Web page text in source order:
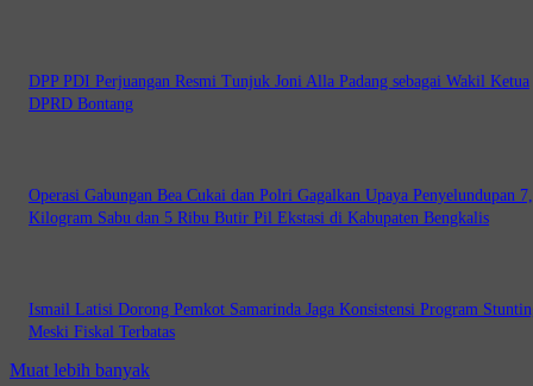
DPP PDI Perjuangan Resmi Tunjuk Joni Alla Padang sebagai Wakil Ketua
DPRD Bontang
Operasi Gabungan Bea Cukai dan Polri Gagalkan Upaya Penyelundupan
Kilogram Sabu dan 5 Ribu Butir Pil Ekstasi di Kabupaten Bengkalis
Ismail Latisi Dorong Pemkot Samarinda Jaga Konsistensi Program
Meski Fiskal Terbatas
Muat lebih banyak